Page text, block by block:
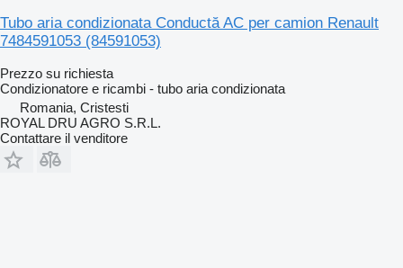
Tubo aria condizionata Conductă AC per camion Renault
7484591053 (84591053)
Prezzo su richiesta
Condizionatore e ricambi - tubo aria condizionata
Romania, Cristesti
ROYAL DRU AGRO S.R.L.
Contattare il venditore